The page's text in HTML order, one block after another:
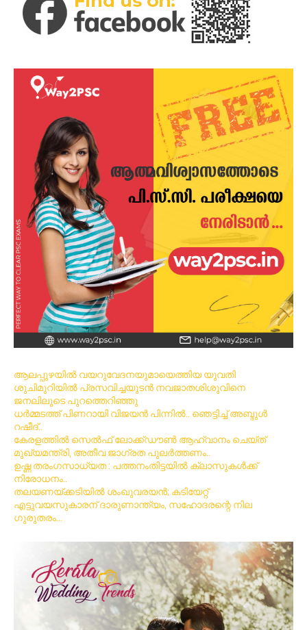
ആലപ്പുഴയിൽ വയറുവേദനയുമായെത്തിയ യുവതി
ശുചിമുറിയിൽ പ്രസവിച്ചയുടൻ നവജാതശിശുവിനെ
ജനലിലൂടെ പുറത്തെറിഞ്ഞു
ധര്‍മ്മടത്ത് പിണറായി വിജയന്‍ പിന്നില്‍.. ഞെട്ടിച്ച് അബ്ദുൾ
റഷീദ്..
കേരളത്തിൽ സെൽഫ് ലോക്ക്ഡൗൺ ആഹ്വാനം ചെയ്ത്
മുഖ്യമന്ത്രി, അതീവ ജാഗ്രത പുലർത്തണം..
ഉഷ്ണ തരംഗസാധ്യത : പത്തനംതിട്ടയില്‍ ക്ലാസുകള്‍ക്ക്
നിരോധനം..
തലയണയ്ക്കടിയില്‍ ശംഖുവരയന്‍; കടിയേറ്റ്
എട്ടുവയസുകാരന് ദാരുണാന്ത്യം, സഹോദരന്റെ നില
ഗുരുതരം…